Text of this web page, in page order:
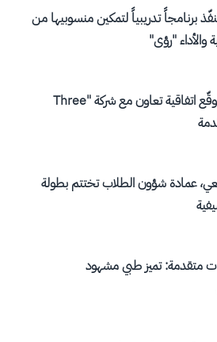
برنامجاً تدريبياً لتمكين منسوبيها من
والأداء "رؤى"
جامعة الأمير سطام توقّع اتفاقية تعاون مع شركة "Three
عمادة شؤون الطلاب تختتم بطولة
متقدمة: تميز طبي مشهود